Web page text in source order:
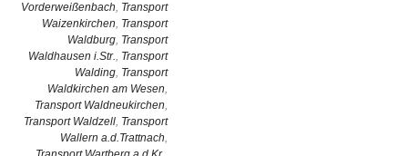
Vorderweißenbach, Transport
Waizenkirchen, Transport
Waldburg, Transport
Waldhausen i.Str., Transport
Walding, Transport
Waldkirchen am Wesen,
Transport Waldneukirchen,
Transport Waldzell, Transport
Wallern a.d.Trattnach,